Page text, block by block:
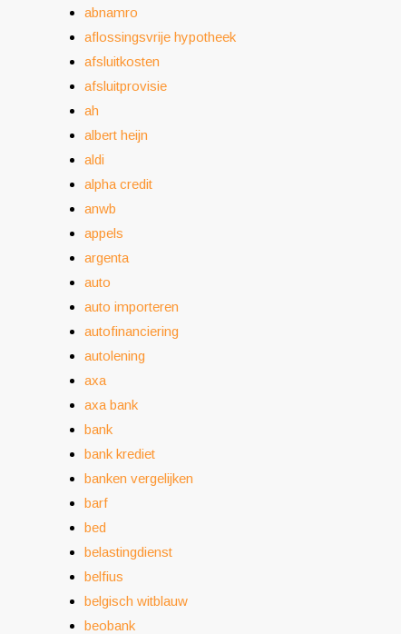
abnamro
aflossingsvrije hypotheek
afsluitkosten
afsluitprovisie
ah
albert heijn
aldi
alpha credit
anwb
appels
argenta
auto
auto importeren
autofinanciering
autolening
axa
axa bank
bank
bank krediet
banken vergelijken
barf
bed
belastingdienst
belfius
belgisch witblauw
beobank